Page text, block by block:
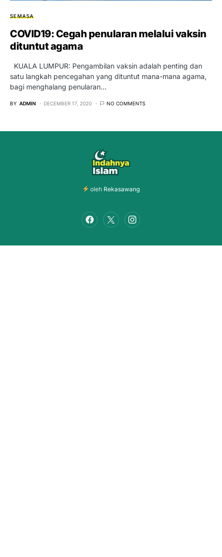
SEMASA
COVID19: Cegah penularan melalui vaksin
dituntut agama
KUALA LUMPUR: Pengambilan vaksin adalah penting dan
satu langkah pencegahan yang dituntut mana-mana agama,
bagi menghalang penularan…
BY ADMIN DECEMBER 17, 2020 NO COMMENTS
oleh Rekasawang